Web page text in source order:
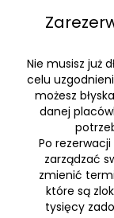
Nie musisz już
celu
możesz
danej
Po
zarządzać
zmienić
które są
tysięcy